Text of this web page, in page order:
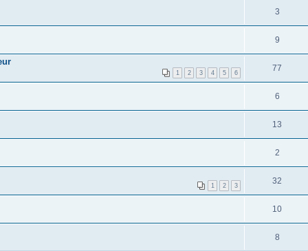
3
9
1 2 3 4 5 6 77
6
13
2
1 2 3 32
10
8